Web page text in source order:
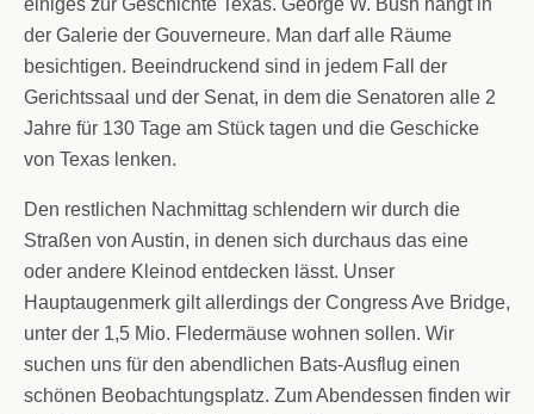
der Galerie der Gouverneure. Man darf alle Räume
besichtigen. Beeindruckend sind in jedem Fall der
Gerichtssaal und der Senat, in dem die Senatoren alle 2
Jahre für 130 Tage am Stück tagen und die Geschicke
von Texas lenken.
Den restlichen Nachmittag schlendern wir durch die
Straßen von Austin, in denen sich durchaus das eine
oder andere Kleinod entdecken lässt. Unser
Hauptaugenmerk gilt allerdings der Congress Ave Bridge,
unter der 1,5 Mio. Fledermäuse wohnen sollen. Wir
suchen uns für den abendlichen Bats-Ausflug einen
schönen Beobachtungsplatz. Zum Abendessen finden wir